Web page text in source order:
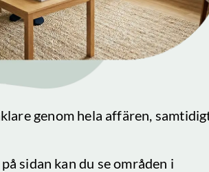
genom hela affären,
sidan kan du se områden i